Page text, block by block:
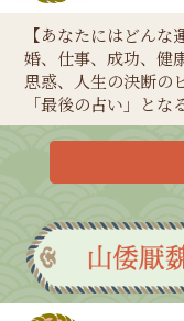
【あなたにはどん
婚、仕事、成功、健
思惑、人生の決断
「最後の占い」とな